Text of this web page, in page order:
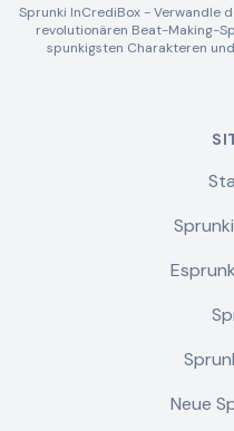
Sprunki InCrediBox - Verwandle
revolutionären Beat-Making-
spunkigsten Charakteren
Neue